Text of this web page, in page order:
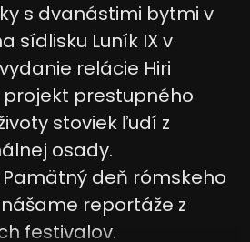
s dvanástimi bytmi v
sídlisku Luník IX v
relácie Hiri
prestupného
stoviek ľudí z
osady.
deň rómskeho
reportáže z
festivalov.